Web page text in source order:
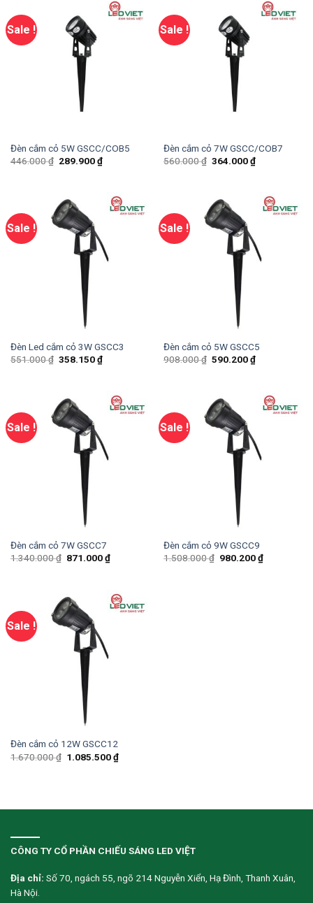
Sale !
Đèn cắm cỏ 5W GSCC/COB5
446.000₫ 289.900₫
Sale !
Đèn cắm cỏ 7W GSCC/COB7
560.000₫ 364.000₫
Sale !
Đèn Led cắm cỏ 3W GSCC3
551.000₫ 358.150₫
Sale !
Đèn cắm cỏ 5W GSCC5
908.000₫ 590.200₫
Sale !
Đèn cắm cỏ 7W GSCC7
1.340.000₫ 871.000₫
Sale !
Đèn cắm cỏ 9W GSCC9
1.508.000₫ 980.200₫
Sale !
Đèn cắm cỏ 12W GSCC12
1.670.000₫ 1.085.500₫
CÔNG TY CỔ PHẦN CHIẾU SÁNG LED VIỆT
Địa chỉ: Số 70, ngách 55, ngõ 214 Nguyễn Xiển, Hạ Đình, Thanh Xuân,
Hà Nội.